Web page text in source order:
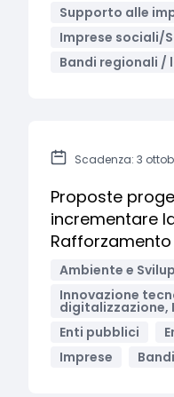
Supporto alle
Imprese sociali/
Bandi regionali /
Scadenza: 3
Proposte
incrementare
Ambiente e
Innovazione
digitalizzazione,
Enti pubblici
Imprese